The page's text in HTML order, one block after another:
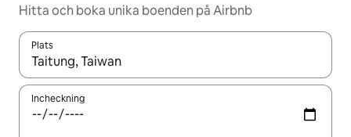
Hitta och boka unika boenden på Airbnb
Plats
När resultaten är tillgängliga kan du navigera med upp- och
Incheckning